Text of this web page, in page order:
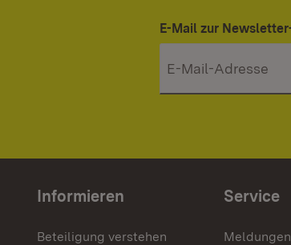
E-Mail zur
Informieren
Beteiligung verstehen
Service
Meldungen